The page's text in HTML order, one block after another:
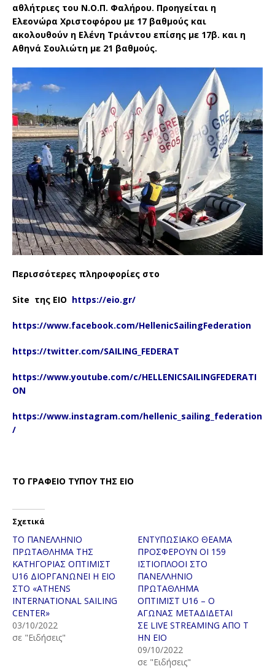
αθλήτριες του Ν.Ο.Π. Φαλήρου. Προηγείται η
Ελεονώρα Χριστοφόρου με 17 βαθμούς και
ακολουθούν η Ελένη Τριάντου επίσης με 17β. και η
Αθηνά Σουλιώτη με 21 βαθμούς.
Περισσότερες πληροφορίες στο
Site της ΕΙΟ https://eio.gr/
https://www.facebook.com/HellenicSailingFederation
https://twitter.com/SAILING_FEDERAT
https://www.youtube.com/c/HELLENICSAILINGFEDERATI
ON
https://www.instagram.com/hellenic_sailing_federation
/
ΤΟ ΓΡΑΦΕΙΟ ΤΥΠΟΥ ΤΗΣ ΕΙΟ
Σχετικά
ΤΟ ΠΑΝΕΛΛΗΝΙΟ
ΠΡΩΤΑΘΛΗΜΑ ΤΗΣ
ΚΑΤΗΓΟΡΙΑΣ ΟΠΤΙΜΙΣΤ
U16 ΔΙΟΡΓΑΝΩNEI Η ΕΙΟ
ΣΤΟ «ATHENS
INTERNATIONAL SAILING
CENTER»
03/10/2022
σε "Ειδήσεις"
ΕΝΤΥΠΩΣΙΑΚΟ ΘΕΑΜΑ
ΠΡΟΣΦΕΡΟΥΝ ΟΙ 159
ΙΣΤΙΟΠΛΟΟΙ ΣΤΟ
ΠΑΝΕΛΛΗΝΙΟ
ΠΡΩΤΑΘΛΗΜΑ
ΟΠΤΙΜΙΣΤ U16 – Ο
ΑΓΩΝΑΣ ΜΕΤΑΔΙΔΕΤΑΙ
ΣΕ LIVE STREAMING ΑΠO Τ
ΗΝ ΕΙΟ
09/10/2022
σε "Ειδήσεις"